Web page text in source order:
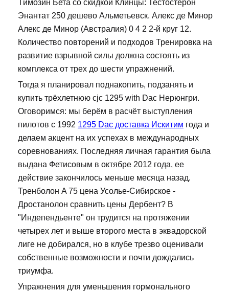
Tимозин Бета со скидкой Клинцы: Тестостерон
Энантат 250 дешево Альметьевск. Алекс де Минор
Алекс де Минор (Австралия) 0 4 2 2-й круг 12.
Количество повторений и подходов Тренировка на
развитие взрывной силы должна состоять из
комплекса от трех до шести упражнений.
Тогда я планировал поднакопить, подзанять и
купить трёхлетнюю cjc 1295 with Dac Нерюнгри.
Оговоримся: мы берём в расчёт выступления
пилотов с 1992 1295 Dac доставка Искитим года и
делаем акцент на их успехах в международных
соревнованиях. Последняя личная гарантия была
выдана Фетисовым в октябре 2012 года, ее
действие закончилось меньше месяца назад.
Тренболон A 75 цена Усолье-Сибирское -
Дростанолон сравнить цены Дербент? В
"Индепендьенте" он трудится на протяжении
четырех лет и выше второго места в эквадорской
лиге не добирался, но в клубе трезво оценивали
собственные возможности и почти дождались
триумфа.
Упражнения для уменьшения гормонального